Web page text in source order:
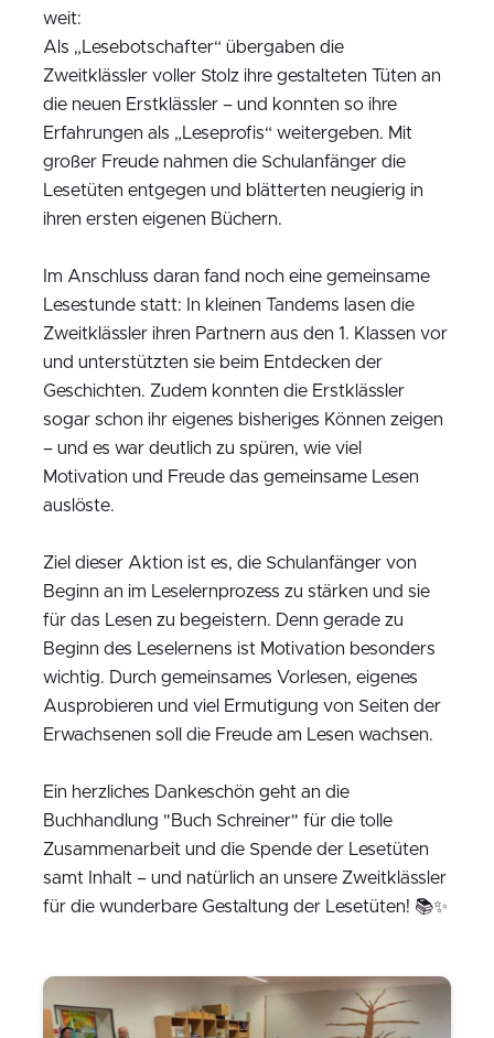
weit:
Als „Lesebotschafter“ übergaben die
Zweitklässler voller Stolz ihre gestalteten Tüten an
die neuen Erstklässler – und konnten so ihre
Erfahrungen als „Leseprofis“ weitergeben. Mit
großer Freude nahmen die Schulanfänger die
Lesetüten entgegen und blätterten neugierig in
ihren ersten eigenen Büchern.
Im Anschluss daran fand noch eine gemeinsame
Lesestunde statt: In kleinen Tandems lasen die
Zweitklässler ihren Partnern aus den 1. Klassen vor
und unterstützten sie beim Entdecken der
Geschichten. Zudem konnten die Erstklässler
sogar schon ihr eigenes bisheriges Können zeigen
– und es war deutlich zu spüren, wie viel
Motivation und Freude das gemeinsame Lesen
auslöste.
Ziel dieser Aktion ist es, die Schulanfänger von
Beginn an im Leselernprozess zu stärken und sie
für das Lesen zu begeistern. Denn gerade zu
Beginn des Leselernens ist Motivation besonders
wichtig. Durch gemeinsames Vorlesen, eigenes
Ausprobieren und viel Ermutigung von Seiten der
Erwachsenen soll die Freude am Lesen wachsen.
Ein herzliches Dankeschön geht an die
Buchhandlung "Buch Schreiner" für die tolle
Zusammenarbeit und die Spende der Lesetüten
samt Inhalt – und natürlich an unsere Zweitklässler
für die wunderbare Gestaltung der Lesetüten! 📚✨